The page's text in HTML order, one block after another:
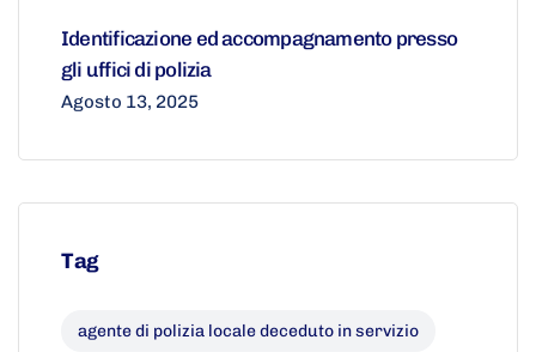
Identificazione ed accompagnamento presso
gli uffici di polizia
Agosto 13, 2025
Tag
agente di polizia locale deceduto in servizio